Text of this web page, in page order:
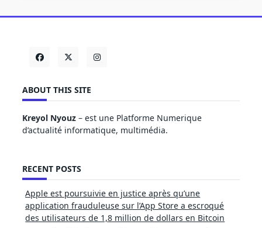
ABOUT THIS SITE
Kreyol Nyouz – est une Platforme Numerique
d’actualité informatique, multimédia.
RECENT POSTS
Apple est poursuivie en justice après qu’une
application frauduleuse sur l’App Store a escroqué
des utilisateurs de 1,8 million de dollars en Bitcoin